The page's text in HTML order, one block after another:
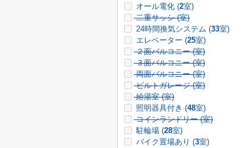
オール電化 (2室)
二重サッシ (室)
24時間換気システム (33室)
エレベーター (25室)
２面バルコニー (室)
３面バルコニー (室)
両面バルコニー (室)
ビルトガレージ (室)
給湯室 (室)
照明器具付き (48室)
コインランドリー (室)
駐輪場 (28室)
バイク置場あり (3室)